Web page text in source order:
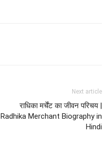
Next article
राधिका मर्चेंट का जीवन परिचय |
Radhika Merchant Biography in
Hindi